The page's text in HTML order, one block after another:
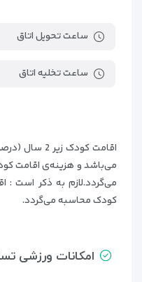
ساعت تحویل اتاق
ساعت تخلیه اتاق
اقامت کودک
می‌گردد.لازم به ذکر است :
کودک محاسبه می‌گردد.
امکانات ورزشی